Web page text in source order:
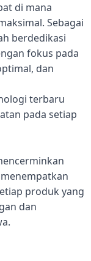
di mana
Sebagai
berdedikasi
fokus pada
dan
terbaru
pada setiap
produk yang
dan